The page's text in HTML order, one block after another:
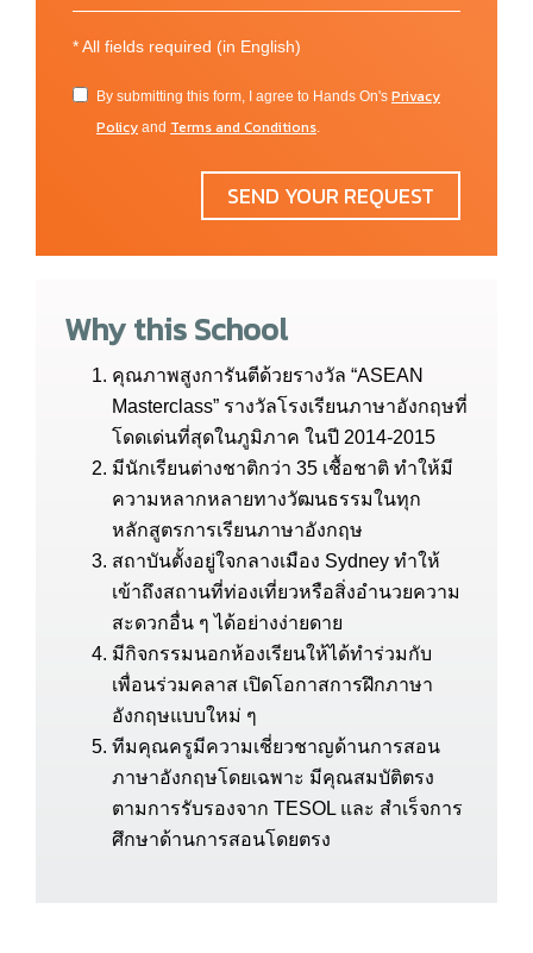
*All fields required (in English)
By submitting this form, I agree to Hands On's Privacy
Policy and Terms and Conditions.
SEND YOUR REQUEST
Why this School
คุณภาพสูงการันตีด้วยรางวัล “ASEAN
Masterclass” รางวัลโรงเรียนภาษาอังกฤษที่
โดดเด่นที่สุดในภูมิภาค ในปี 2014-2015
มีนักเรียนต่างชาติกว่า 35 เชื้อชาติ ทำให้มี
ความหลากหลายทางวัฒนธรรมในทุก
หลักสูตรการเรียนภาษาอังกฤษ
สถาบันตั้งอยู่ใจกลางเมือง Sydney ทำให้
เข้าถึงสถานที่ท่องเที่ยวหรือสิ่งอำนวยความ
สะดวกอื่น ๆ ได้อย่างง่ายดาย
มีกิจกรรมนอกห้องเรียนให้ได้ทำร่วมกับ
เพื่อนร่วมคลาส เปิดโอกาสการฝึกภาษา
อังกฤษแบบใหม่ ๆ
ทีมคุณครูมีความเชี่ยวชาญด้านการสอน
ภาษาอังกฤษโดยเฉพาะ มีคุณสมบัติตรง
ตามการรับรองจาก TESOL และ สำเร็จการ
ศึกษาด้านการสอนโดยตรง